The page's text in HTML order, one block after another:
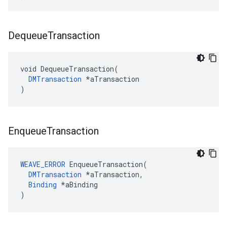
DequeueTransaction
void DequeueTransaction(
DMTransaction *aTransaction
)
EnqueueTransaction
WEAVE_ERROR EnqueueTransaction(
DMTransaction *aTransaction,
Binding *aBinding
)